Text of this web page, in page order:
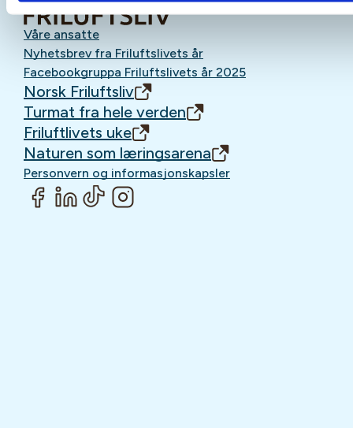
Våre ansatte
Nyhetsbrev fra Friluftslivets år
Facebookgruppa Friluftslivets år 2025
Norsk Friluftsliv
Turmat fra hele verden
Friluftlivets uke
Naturen som læringsarena
Personvern og informasjonskapsler